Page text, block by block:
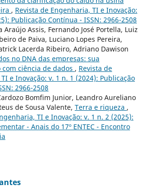
, Revista de Engenharia, TI e Inovação:
Publicação Contínua - ISSN: 2966-2508
Araújo Assis, Fernando José Portella, Luiz
de Paiva, Luciano Lopes Pereira,
Lacerda Ribeiro, Adriano Dawison
no DNA das empresas: sua
ciência de dados , Revista de
e Inovação: v. 1 n. 1 (2024): Publicação
2966-2508
Bomfim Junior, Leandro Aureliano
de Sousa Valente, Terra e riqueza ,
TI e Inovação: v. 1 n. 2 (2025):
- Anais do 17º ENTEC - Encontro